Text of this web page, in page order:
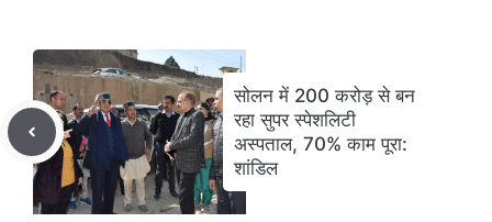
सोलन में 200 करोड़ से बन
रहा सुपर स्पेशलिटी
अस्पताल, 70% काम पूरा:
शांडिल